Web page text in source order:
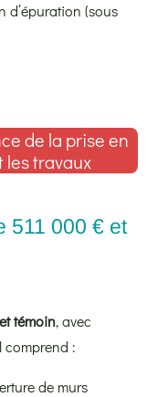
d’épuration (sous
de la prise en
les travaux
511 000 € et
témoin, avec
:
de murs